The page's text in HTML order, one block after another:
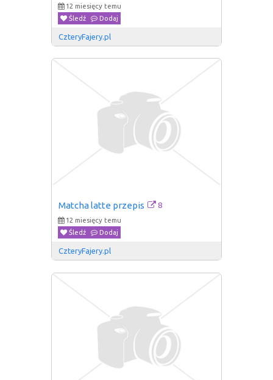
12 miesięcy temu
Śledź
Dodaj
CzteryFajery.pl
Matcha latte przepis 8
12 miesięcy temu
Śledź
Dodaj
CzteryFajery.pl